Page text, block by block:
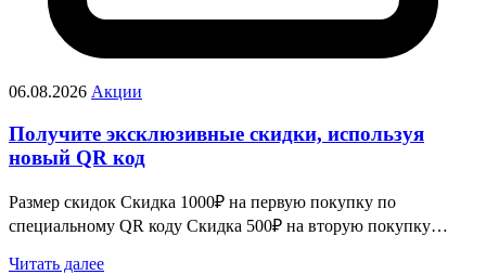
06.08.2026 Акции
Получите эксклюзивные скидки, используя
новый QR код
Размер скидок Скидка 1000₽ на первую покупку по
специальному QR коду Скидка 500₽ на вторую покупку…
Читать далее